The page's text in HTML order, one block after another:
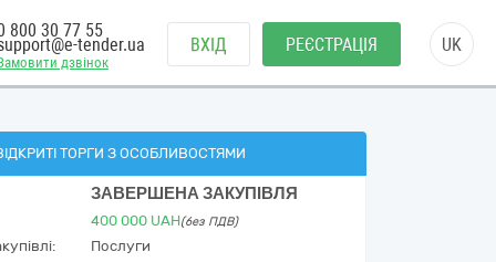
дзвінок
800 30 77 55
tender.ua ВХІД РЕЄСТРАЦІЯ UK
ТОРГИ З ОСОБЛИВОСТЯМИ
ЗАВЕРШЕНА ЗАКУПІВЛЯ
400 000 UAH(без ПДВ)
Послуги